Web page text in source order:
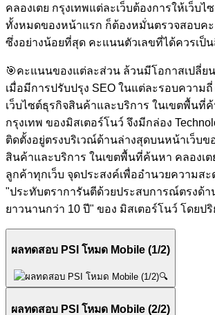
คลองเตย กรุงเทพแต่ละเว็บต้องการให้เว็บไ
ทั้งหมดของหน้าแรก ก็ต้องหมั่นตรวจสอบค
ซึ่งอย่างน้อยที่สุด คะแนนตัวเลขที่ได้ควรเป็
🎯คะแนนของแต่ละส่วน ล้วนมีโอกาสเปลี่ย
เมื่อมีการปรับปรุง SEO ในแต่ละรอบความ
เว็บไซต์ธุรกิจสินค้าและบริการ ในเขตพื้นที่
กรุงเทพ ของมิสเตอร์โนว์ จึงมีกล่อง
ติดตั้งอยู่ตรงบริเวณ์ด้านล่างสุดบนหน้าเว็บข
สินค้าและบริการ ในเขตพื้นที่ค้นหา คลองเต
ลูกค้าทุกเว็บ จุดประสงค์เพื่ออำนวยความส
"ประทับตราการันตีด้วยประสบการณ์ตรงด้า
ยาวนานกว่า 10 ปี" ของ มิสเตอร์โนว์ โดยปริ
ผลทดสอบ PSI โหมด Mobile (1/2)
🔍
ผลทดสอบ PSI โหมด Mobile (2/2)